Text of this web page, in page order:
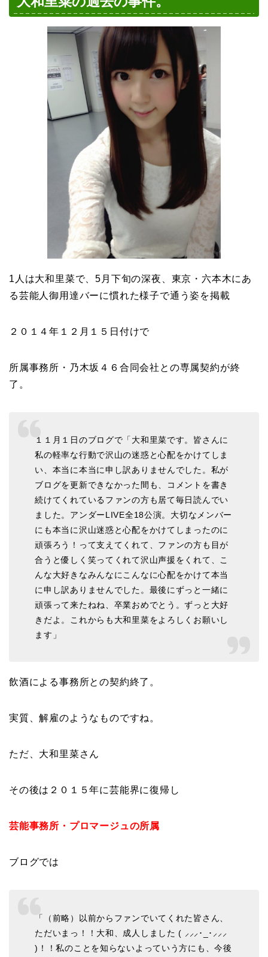
1人は大和里菜で、5月下旬の深夜、東京・六本木にあ
る芸能人御用達バーに慣れた様子で通う姿を掲載
２０１４年１２月１５日付けで
所属事務所・乃木坂４６合同会社との専属契約が終
了。
１１月１日のブログで「大和里菜です。皆さんに
私の軽率な行動で沢山の迷惑と心配をかけてしま
い、本当に本当に申し訳ありませんでした。私が
ブログを更新できなかった間も、コメントを書き
続けてくれているファンの方も居て毎日読んでい
ました。アンダーLIVE全18公演。大切なメンバー
にも本当に沢山迷惑と心配をかけてしまったのに
頑張ろう！って支えてくれて、ファンの方も目が
合うと優しく笑ってくれて沢山声援をくれて、こ
んな大好きなみんなにこんなに心配をかけて本当
に申し訳ありませんでした。最後にずっと一緒に
頑張って来たねね、卒業おめでとう。ずっと大好
きだよ。これからも大和里菜をよろしくお願いし
ます」
飲酒による事務所との契約終了。
実質、解雇のようなものですね。
ただ、大和里菜さん
その後は２０１５年に芸能界に復帰し
芸能事務所・プロマージュの所属
ブログでは
「（前略）以前からファンでいてくれた皆さん、
ただいまっ！！大和、成人しました ( ⸝⸝⸝･_･⸝⸝⸝
)！！私のことを知らないよっていう方にも、今後